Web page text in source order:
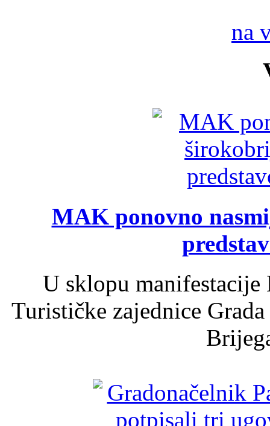
na
MAK ponovno
U sklopu
Turističke zajednice